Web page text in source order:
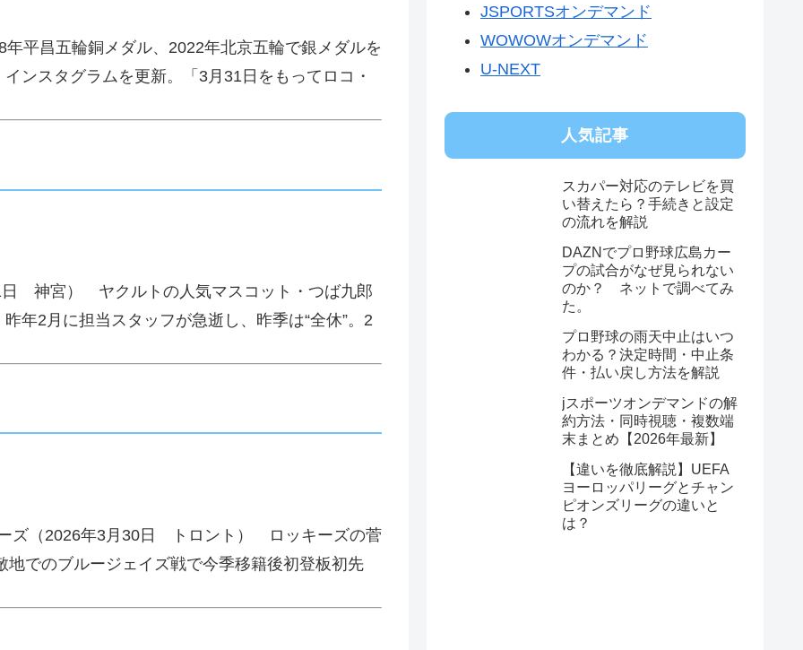
平昌五輪銅メダル、2022年北京五輪で銀メダルを
ンスタグラムを更新。「3月31日をもってロコ・
神宮） ヤクルトの人気マスコット・つば九郎
年2月に担当スタッフが急逝し、昨季は“全休”。2
（2026年3月30日 トロント） ロッキーズの菅
でのブルージェイズ戦で今季移籍後初登板初先
JSPORTSオンデマンド
WOWOWオンデマンド
U-NEXT
人気記事
スカパー対応のテレビを買
い替えたら？手続きと設定
の流れを解説
DAZNでプロ野球広島カー
プの試合がなぜ見られない
のか？ ネットで調べてみ
た。
プロ野球の雨天中止はいつ
わかる？決定時間・中止条
件・払い戻し方法を解説
jスポーツオンデマンドの解
約方法・同時視聴・複数端
末まとめ【2026年最新】
【違いを徹底解説】UEFA
ヨーロッパリーグとチャン
ピオンズリーグの違いと
は？